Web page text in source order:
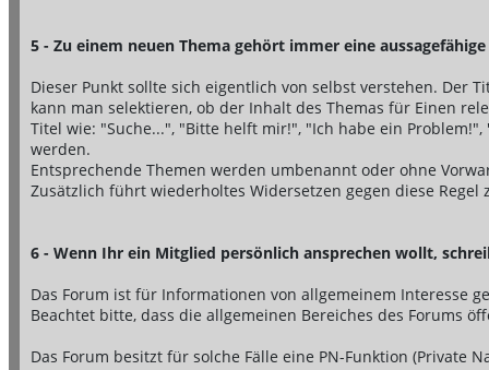
5 - Zu einem neuen Thema gehört immer eine
Dieser Punkt sollte sich eigentlich von selbst verstehen. Der
kann man selektieren, ob der Inhalt des Themas für Einen
Titel wie: "Suche...", "Bitte helft mir!", "Ich habe ein
werden.
Entsprechende Themen werden umbenannt oder ohne
Zusätzlich führt wiederholtes Widersetzen gegen diese Regel
6 - Wenn Ihr ein Mitglied persönlich ansprechen wollt,
Das Forum ist für Informationen von allgemeinem Interesse
Beachtet bitte, dass die allgemeinen Bereiches des Forums
Das Forum besitzt für solche Fälle eine PN-Funktion (Private